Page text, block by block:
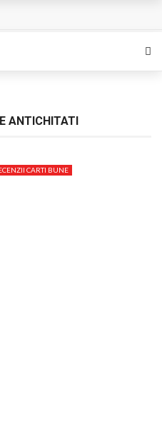
Holy Land – Generatia care
in K. minor – Dor de Kafka
ANTICHITATI
CARTI BUNE